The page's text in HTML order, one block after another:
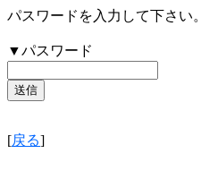
パスワードを入力して下さい。
▼パスワード
[戻る]